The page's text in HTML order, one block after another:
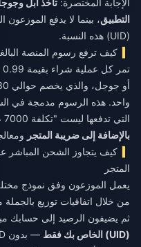
الإجابة المختصرة:
التطبيق، بينما لا يدفع
(UID) هذه النسبة.
كيف ترفع رسوم المنصة البالغة 30% السعر داخل
التي تدفعها ليست "تكلفة 7000 عملة" — بل هي تكلفة 7000 عملة
بالإضافة إلى ضريبة المتجر
المتجر
يعمل الموزعون وفق نموذج
من خلال اتفاقيات توزيع
ثم يضيفون الرصيد إلى حسابك
(UID) الخاص بك فقط